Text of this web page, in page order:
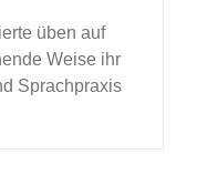
üben auf
Weise ihr
Sprachpraxis